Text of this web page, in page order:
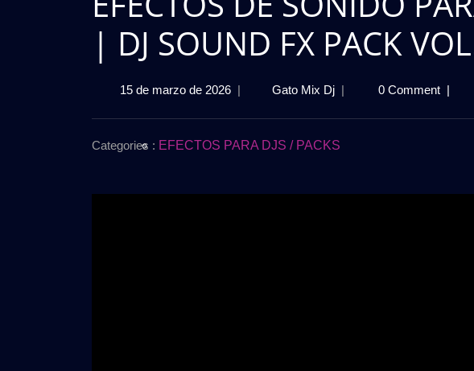
| DJ SOUND FX PACK
15 de marzo de 202615
de
| Gato Mix DjEFECTOS
PARA
🔊
| 0 Comment |
Categories : EFECTOS PARA DJS / PACKS